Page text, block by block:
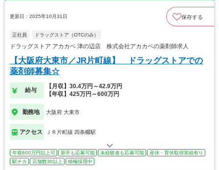
更新日：2025年10月31日 保存する
正社員 ドラッグストア（OTCのみ）
ドラッグストア アカカベ 津の辺店 株式会社アカカベの薬剤師求人
【大阪府大東市／JR片町線】 ドラッグストアでの
薬剤師募集☆
給与
【月収】30.4万円～42.9万円
【年収】425万円～600万円
勤務地 大阪府 大東市
アクセス ＪＲ片町線 四条畷駅
年収600万円以上可 新卒も応募可能 未経験者も応募可能
産休・育休取得実績有り
駅チカ
店舗数30以上 積極採用中